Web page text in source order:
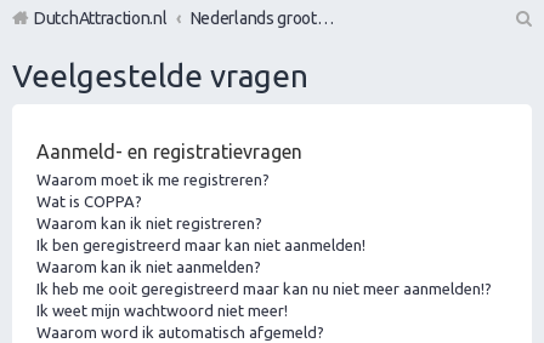
DutchAttraction.nl
Nederlands grootste Dutch Attraction, Lifestyle, Vrouwen versieren en Pick-Up (PUA) Forum
Veelgestelde vragen
Aanmeld- en registratievragen
Waarom moet ik me registreren?
Wat is COPPA?
Waarom kan ik niet registreren?
Ik ben geregistreerd maar kan niet aanmelden!
Waarom kan ik niet aanmelden?
Ik heb me ooit geregistreerd maar kan nu niet meer aanmelden!?
Ik weet mijn wachtwoord niet meer!
Waarom word ik automatisch afgemeld?